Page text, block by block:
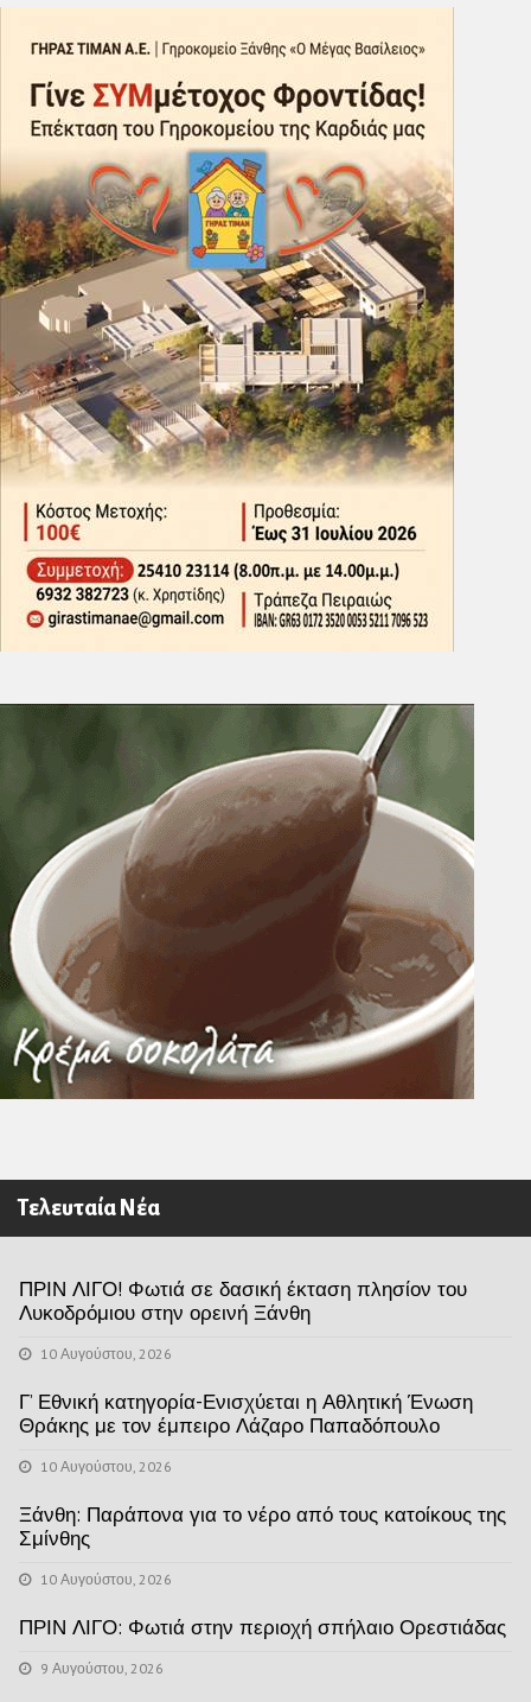
Τελευταία Νέα
ΠΡΙΝ ΛΙΓΟ! Φωτιά σε δασική έκταση πλησίον του
Λυκοδρόμιου στην ορεινή Ξάνθη
10 Αυγούστου, 2026
Γ’ Εθνική κατηγορία-Ενισχύεται η Αθλητική Ένωση
Θράκης με τον έμπειρο Λάζαρο Παπαδόπουλο
10 Αυγούστου, 2026
Ξάνθη: Παράπονα για το νέρο από τους κατοίκους της
Σμίνθης
10 Αυγούστου, 2026
ΠΡΙΝ ΛΙΓΟ: Φωτιά στην περιοχή σπήλαιο Ορεστιάδας
9 Αυγούστου, 2026